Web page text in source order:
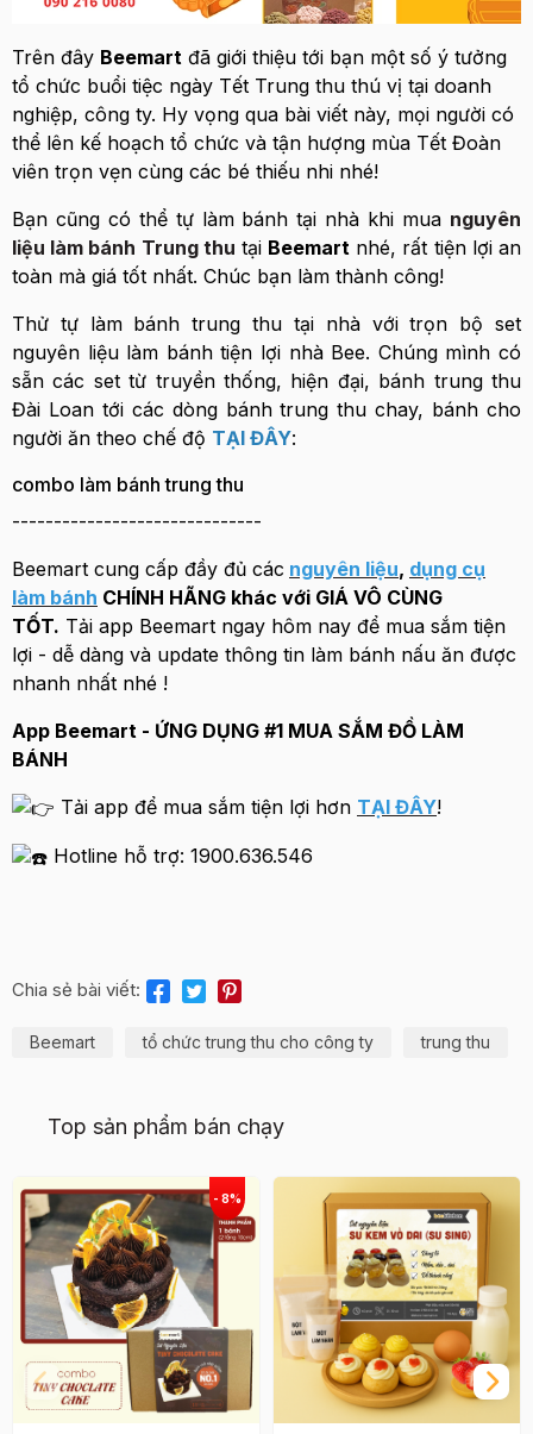
Trên đây Beemart đã giới thiệu tới bạn một số ý tưởng
tổ chức buổi tiệc ngày Tết Trung thu thú vị tại doanh
nghiệp, công ty. Hy vọng qua bài viết này, mọi người có
thể lên kế hoạch tổ chức và tận hượng mùa Tết Đoàn
viên trọn vẹn cùng các bé thiếu nhi nhé!
Bạn cũng có thể tự làm bánh tại nhà khi mua nguyên
liệu làm bánh Trung thu tại Beemart nhé, rất tiện lợi an
toàn mà giá tốt nhất. Chúc bạn làm thành công!
Thử tự làm bánh trung thu tại nhà với trọn bộ set
nguyên liệu làm bánh tiện lợi nhà Bee. Chúng mình có
sẵn các set từ truyền thống, hiện đại, bánh trung thu
Đài Loan tới các dòng bánh trung thu chay, bánh cho
người ăn theo chế độ TẠI ĐÂY:
combo làm bánh trung thu
------------------------------
Beemart cung cấp đầy đủ các nguyên liệu, dụng cụ
làm bánh CHÍNH HÃNG khác với GIÁ VÔ CÙNG
TỐT. Tải app Beemart ngay hôm nay để mua sắm tiện
lợi - dễ dàng và update thông tin làm bánh nấu ăn được
nhanh nhất nhé !
App Beemart - ỨNG DỤNG #1 MUA SẮM ĐỒ LÀM
BÁNH
Tải app để mua sắm tiện lợi hơn TẠI ĐÂY!
Hotline hỗ trợ: 1900.636.546
Chia sẻ bài viết:
Beemart tổ chức trung thu cho công ty trung thu
Top sản phẩm bán chạy